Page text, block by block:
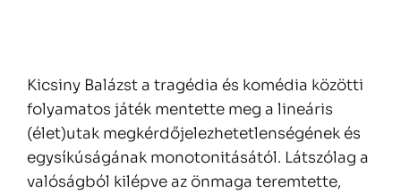
Kicsiny Balázst a tragédia és komédia közötti
folyamatos játék mentette meg a lineáris
(élet)utak megkérdőjelezhetetlenségének és
egysíkúságának monotonitásától. Látszólag a
valóságból kilépve az önmaga teremtette,